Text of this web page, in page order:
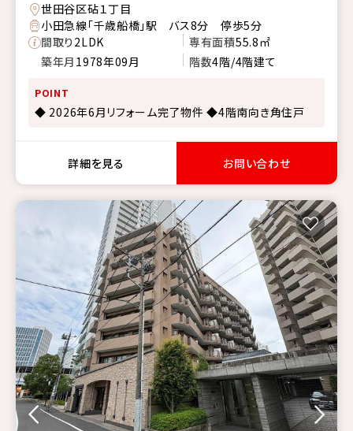
世田谷区砧１丁目
小田急線「千歳船橋」駅 バス8分 停歩5分
間取り2LDK 専有面積55.8㎡
築年月 1978年09月 階数4階/4階建て
POINT
◆ 2026年6月リフォーム完了物件 ◆4階南向き角住戸
詳細を見る お問い合わせ